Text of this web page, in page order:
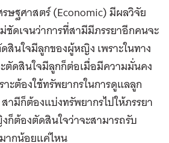
ษฐศาสตร์ (Economic) มีผลวิจัย
ชัดเจนว่าการที่สามีมีภรรยาอีกคนจะ
สินใจมีลูกของผู้หญิง เพราะในทาง
ตัดสินใจมีลูกก็ต่อเมื่อมีความมั่นคง
ะต้องใช้ทรัพยากรในการดูแลลูก
ามีก็ต้องแบ่งทรัพยากรไปให้ภรรยา
ต้องตัดสินใจว่าจะสามารถรับ
ากน้อยแค่ไหน